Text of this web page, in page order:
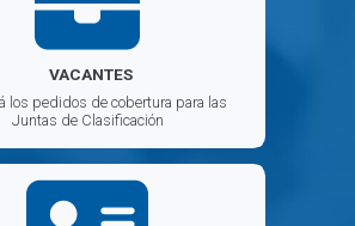
VACANTES
los pedidos de cobertura para las
Juntas de Clasificación